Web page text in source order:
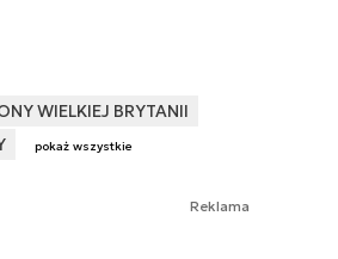
WIELKIEJ BRYTANII
pokaż wszystkie
Reklama